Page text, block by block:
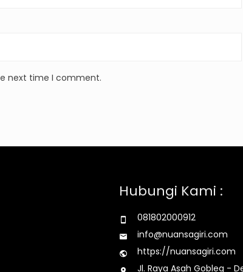
next time I comment.
Hubungi Kami :
081802000912
info@nuansagiri.com
https://nuansagiri.com
Jl. Raya Asah Gobleg -